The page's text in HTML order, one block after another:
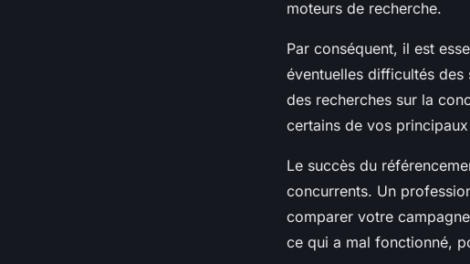
moteurs de recherche.
Par conséquent, il est
éventuelles difficultés
des recherches sur la
certains de vos
Le succès du
concurrents. Un
comparer votre
ce qui a mal fonctionné,